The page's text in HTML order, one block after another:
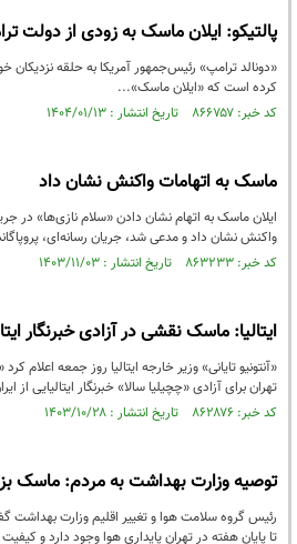
پالتیکو: ایلان ماسک به زودی از دولت
«دونالد ترامپ» رئیس‌جمهور آمریکا به حلقه نزدیکان
کرده است که «ایلان ماسک»...
کد خبر: ۸۶۶۷۵۷ تاریخ انتشار : ۱۴۰۴/۰۱/۱۳
ماسک به اتهامات واکنش نشان داد
ایلان ماسک به اتهام نشان دادن «سلام نازی‌ها» در
واکنش نشان داد و مدعی شد، جریان رسانه‌ای،
کد خبر: ۸۶۳۲۳۳ تاریخ انتشار : ۱۴۰۳/۱۱/۰۳
ایتالیا: ماسک نقشی در آزادی خبرنگار
«آنتونیو تایانی» وزیر خارجه ایتالیا روز جمعه اعلام
تهران برای آزادی «چچیلیا سالا» خبرنگار ایتالیایی
کد خبر: ۸۶۲۸۷۶ تاریخ انتشار : ۱۴۰۳/۱۰/۲۸
توصیه وزارت بهداشت به مردم: ماسک
رئیس گروه سلامت هوا و تغییر اقلیم وزارت
تا پایان هفته در تهران پایداری هوا وجود دارد و